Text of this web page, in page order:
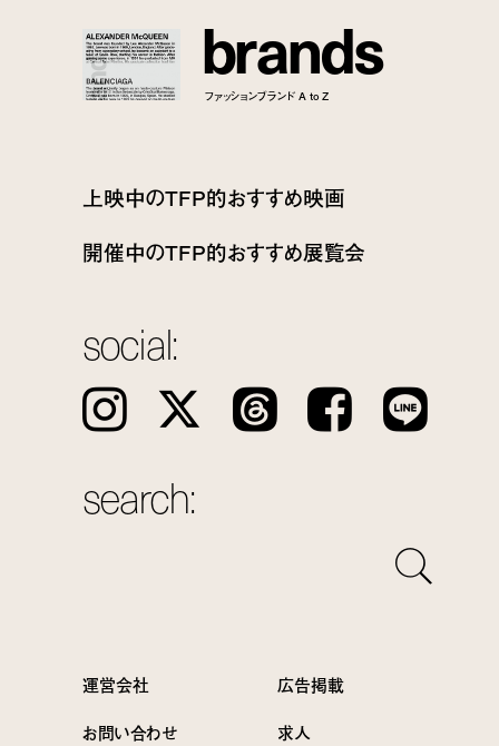
brands
ファッションブランド A to Z
上映中のTFP的おすすめ映画
開催中のTFP的おすすめ展覧会
social:
Instagram 𝕏 Threads Facebook LINE
search:
運営会社
広告掲載
お問い合わせ
求人